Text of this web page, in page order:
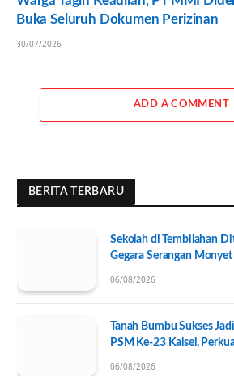
Buka Seluruh Dokumen Perizinan
30/07/2026
ADD A COMMENT
BERITA TERBARU
Sekolah di Tembilahan
Gegara Serangan
06/08/2026
Tanah Bumbu Sukses
PSM Ke-23 Kalsel,
06/08/2026